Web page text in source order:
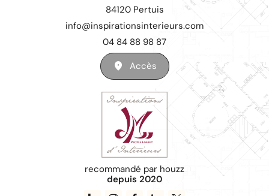
84120 Pertuis
info@inspirationsinterieurs.com
04 84 88 98 87
Accès
recommandé par houzz
depuis 2020